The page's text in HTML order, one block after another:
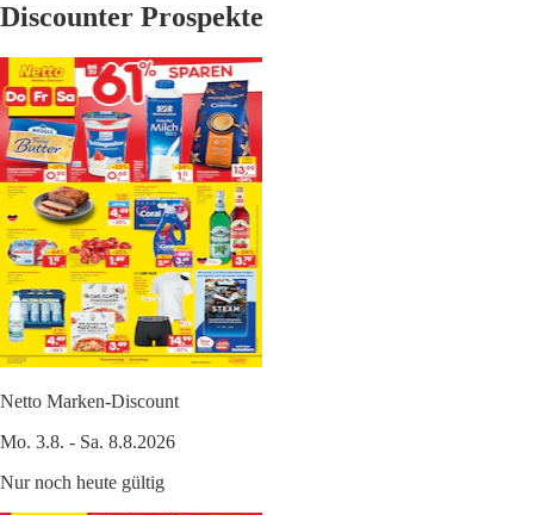
Discounter Prospekte
Netto Marken-Discount
Mo. 3.8. - Sa. 8.8.2026
Nur noch heute gültig